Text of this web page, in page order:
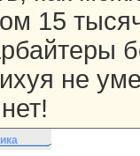
15
не